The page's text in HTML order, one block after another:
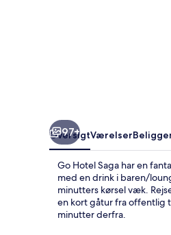
97+
OversigtVærelser
Go Hotel Saga har en
med en drink i baren/
minutters kørsel væk.
en kort gåtur fra offentlig
minutter derfra.